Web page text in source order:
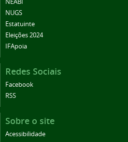
NEABI
NUGS
Estatuinte
Eleições 2024
IFApoia
Redes Sociais
Facebook
RSS
Sobre o site
Acessibilidade